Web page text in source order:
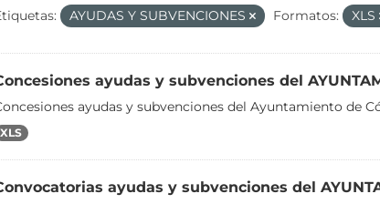
AYUDAS Y SUBVENCIONES Formatos: XLS
ayudas y subvenciones del
ayudas y subvenciones del Ayuntamiento de
XLS
ayudas y subvenciones del